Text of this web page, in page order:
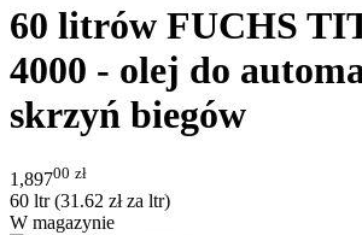
60 litrów FUCHS
4000 - olej do
skrzyń biegów
1,89700 zł
60 ltr (31.62 złza ltr)
W magazynie